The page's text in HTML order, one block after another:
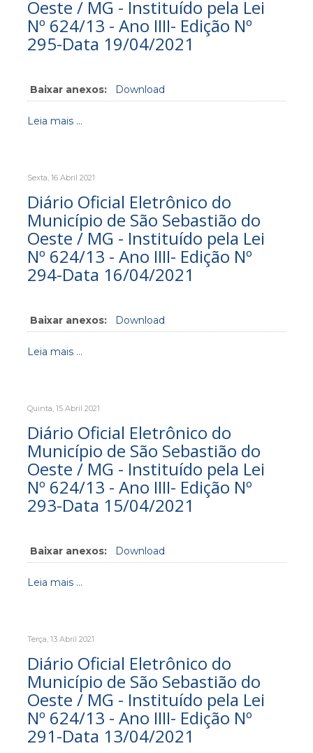
Oeste / MG - Instituído pela Lei
Nº 624/13 - Ano IIII- Edição Nº
295-Data 19/04/2021
Baixar anexos: Download
Leia mais ...
Sexta, 16 Abril 2021
Diário Oficial Eletrônico do
Município de São Sebastião do
Oeste / MG - Instituído pela Lei
Nº 624/13 - Ano IIII- Edição Nº
294-Data 16/04/2021
Baixar anexos: Download
Leia mais ...
Quinta, 15 Abril 2021
Diário Oficial Eletrônico do
Município de São Sebastião do
Oeste / MG - Instituído pela Lei
Nº 624/13 - Ano IIII- Edição Nº
293-Data 15/04/2021
Baixar anexos: Download
Leia mais ...
Terça, 13 Abril 2021
Diário Oficial Eletrônico do
Município de São Sebastião do
Oeste / MG - Instituído pela Lei
Nº 624/13 - Ano IIII- Edição Nº
291-Data 13/04/2021